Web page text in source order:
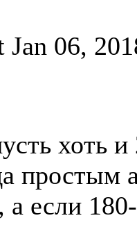
Jan 06,
хоть
простым
а если